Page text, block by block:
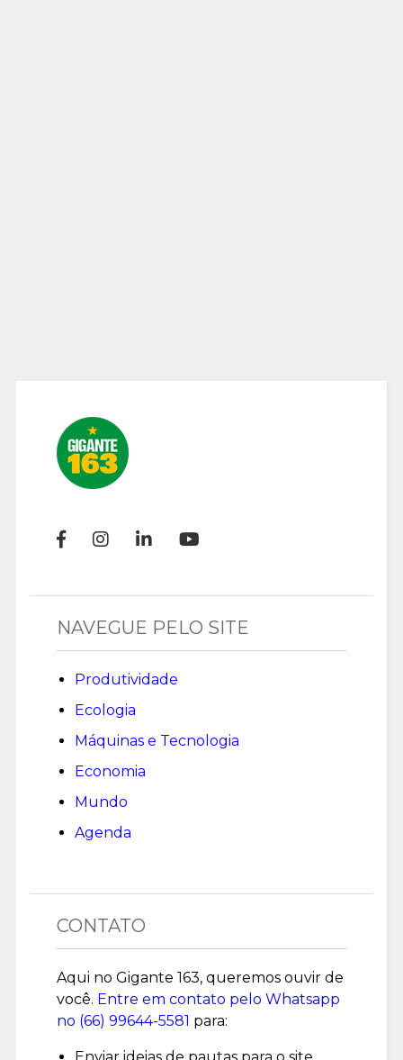
NAVEGUE PELO SITE
Produtividade
Ecologia
Máquinas e Tecnologia
Economia
Mundo
Agenda
CONTATO
Aqui no Gigante 163, queremos ouvir de
você. Entre em contato pelo Whatsapp
no (66) 99644-5581 para: